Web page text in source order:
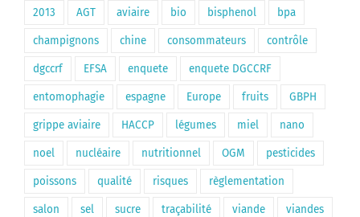
2013 AGT aviaire bio bisphenol bpa
champignons chine consommateurs contrôle
dgccrf EFSA enquete enquete DGCCRF
entomophagie espagne Europe fruits GBPH
grippe aviaire HACCP légumes miel nano
noel nucléaire nutritionnel OGM pesticides
poissons qualité risques règlementation
salon sel sucre traçabilité viande viandes